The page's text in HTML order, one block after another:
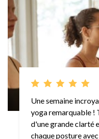
Une semaine
yoga remarquable !
d'une grande clarté
chaque posture